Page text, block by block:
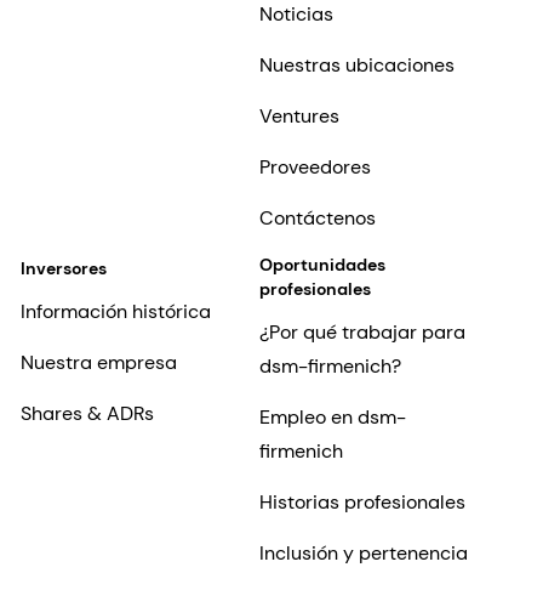
Noticias
Nuestras ubicaciones
Ventures
Proveedores
Contáctenos
Inversores
Información histórica
Nuestra empresa
Shares & ADRs
Oportunidades
profesionales
¿Por qué trabajar para
dsm-firmenich?
Empleo en dsm-
firmenich
Historias profesionales
Inclusión y pertenencia